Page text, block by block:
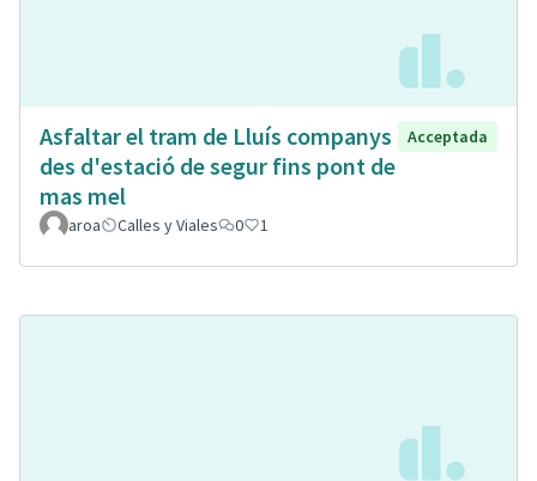
Asfaltar el tram de Lluís companys
des d'estació de segur fins pont de
mas mel
Acceptada
aroa Calles y Viales 0 1